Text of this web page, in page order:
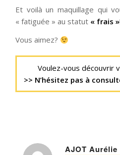
Et voilà un maquillage qui
« fatiguée » au statut « frais »!
Vous aimez?
Voulez-vous découvrir
>> N’hésitez pas à
AJOT Aurélie